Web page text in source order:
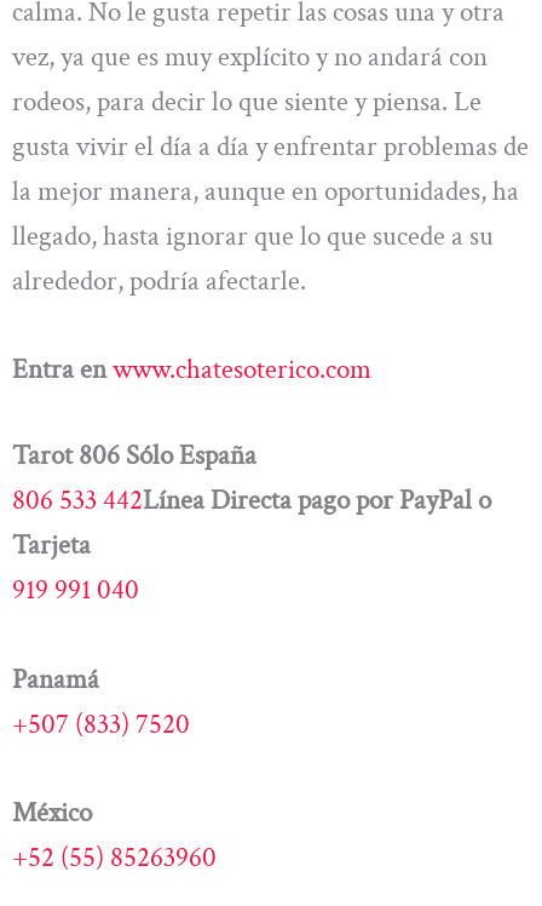
calma. No le gusta repetir las cosas una y otra
vez, ya que es muy explícito y no andará con
rodeos, para decir lo que siente y piensa. Le
gusta vivir el día a día y enfrentar problemas de
la mejor manera, aunque en oportunidades, ha
llegado, hasta ignorar que lo que sucede a su
alrededor, podría afectarle.
Entra enwww.chatesoterico.com
Tarot 806 Sólo España
806 533 442Línea Directa pago por PayPal o
Tarjeta
919 991 040
Panamá
+507 (833) 7520
México
+52 (55) 85263960